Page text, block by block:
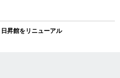
昇館をリニューアル